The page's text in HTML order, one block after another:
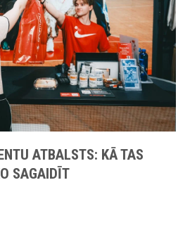
ATBALSTS: KĀ TAS
SAGAIDĪT